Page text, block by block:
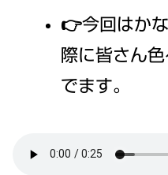
👉今回はか
際に皆さん
でます。